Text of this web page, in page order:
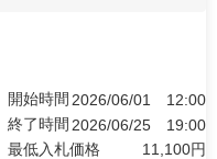
開始時間 2026/06/01
12:00
終了時間 2026/06/25
19:00
最低入札価格
11,100円